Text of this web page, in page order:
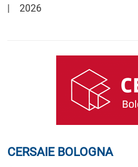
| 2026
CERSAIE BOLOGNA